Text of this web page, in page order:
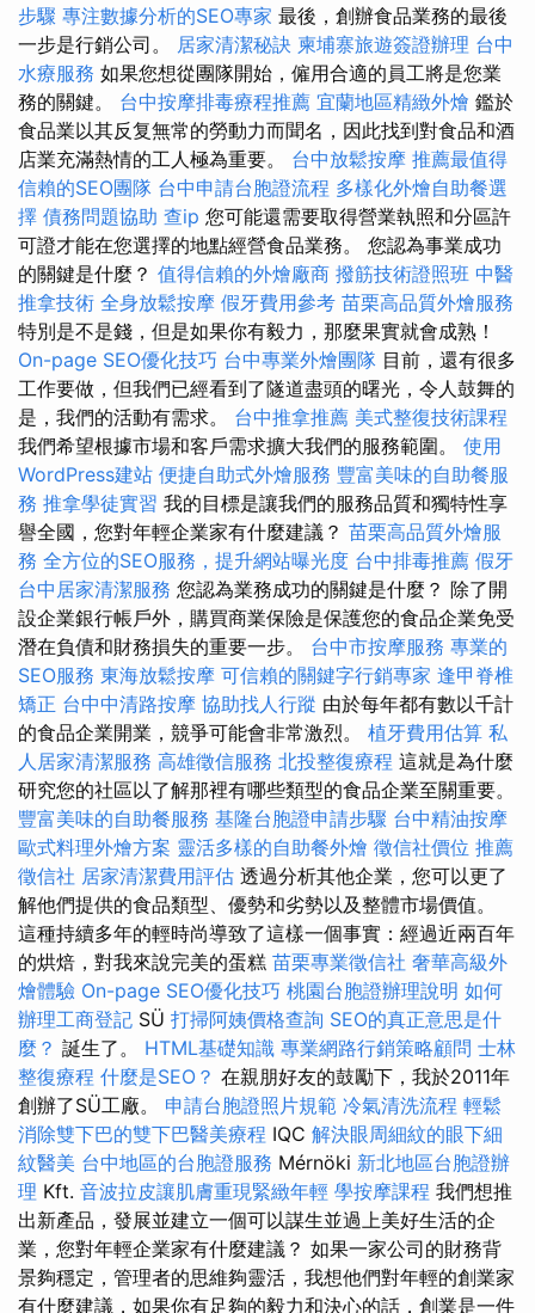
步驟 專注數據分析的SEO專家 最後，創辦食品業務的最後
一步是行銷公司。 居家清潔秘訣 柬埔寨旅遊簽證辦理 台中
水療服務 如果您想從團隊開始，僱用合適的員工將是您業
務的關鍵。 台中按摩排毒療程推薦 宜蘭地區精緻外燴 鑑於
食品業以其反复無常的勞動力而聞名，因此找到對食品和酒
店業充滿熱情的工人極為重要。 台中放鬆按摩 推薦最值得
信賴的SEO團隊 台中申請台胞證流程 多樣化外燴自助餐選
擇 債務問題協助 查ip 您可能還需要取得營業執照和分區許
可證才能在您選擇的地點經營食品業務。 您認為事業成功
的關鍵是什麼？ 值得信賴的外燴廠商 撥筋技術證照班 中醫
推拿技術 全身放鬆按摩 假牙費用參考 苗栗高品質外燴服務
特別是不是錢，但是如果你有毅力，那麼果實就會成熟！
On-page SEO優化技巧 台中專業外燴團隊 目前，還有很多
工作要做，但我們已經看到了隧道盡頭的曙光，令人鼓舞的
是，我們的活動有需求。 台中推拿推薦 美式整復技術課程
我們希望根據市場和客戶需求擴大我們的服務範圍。 使用
WordPress建站 便捷自助式外燴服務 豐富美味的自助餐服
務 推拿學徒實習 我的目標是讓我們的服務品質和獨特性享
譽全國，您對年輕企業家有什麼建議？ 苗栗高品質外燴服
務 全方位的SEO服務，提升網站曝光度 台中排毒推薦 假牙
台中居家清潔服務 您認為業務成功的關鍵是什麼？ 除了開
設企業銀行帳戶外，購買商業保險是保護您的食品企業免受
潛在負債和財務損失的重要一步。 台中市按摩服務 專業的
SEO服務 東海放鬆按摩 可信賴的關鍵字行銷專家 逢甲脊椎
矯正 台中中清路按摩 協助找人行蹤 由於每年都有數以千計
的食品企業開業，競爭可能會非常激烈。 植牙費用估算 私
人居家清潔服務 高雄徵信服務 北投整復療程 這就是為什麼
研究您的社區以了解那裡有哪些類型的食品企業至關重要。
豐富美味的自助餐服務 基隆台胞證申請步驟 台中精油按摩
歐式料理外燴方案 靈活多樣的自助餐外燴 徵信社價位 推薦
徵信社 居家清潔費用評估 透過分析其他企業，您可以更了
解他們提供的食品類型、優勢和劣勢以及整體市場價值。
這種持續多年的輕時尚導致了這樣一個事實：經過近兩百年
的烘焙，對我來說完美的蛋糕 苗栗專業徵信社 奢華高級外
燴體驗 On-page SEO優化技巧 桃園台胞證辦理說明 如何
辦理工商登記 SÜ 打掃阿姨價格查詢 SEO的真正意思是什
麼？ 誕生了。 HTML基礎知識 專業網路行銷策略顧問 士林
整復療程 什麼是SEO？ 在親朋好友的鼓勵下，我於2011年
創辦了SÜ工廠。 申請台胞證照片規範 冷氣清洗流程 輕鬆
消除雙下巴的雙下巴醫美療程 IQC 解決眼周細紋的眼下細
紋醫美 台中地區的台胞證服務 Mérnöki 新北地區台胞證辦
理 Kft. 音波拉皮讓肌膚重現緊緻年輕 學按摩課程 我們想推
出新產品，發展並建立一個可以謀生並過上美好生活的企
業，您對年輕企業家有什麼建議？ 如果一家公司的財務背
景夠穩定，管理者的思維夠靈活，我想他們對年輕的創業家
有什麼建議，如果你有足夠的毅力和決心的話，創業是一件